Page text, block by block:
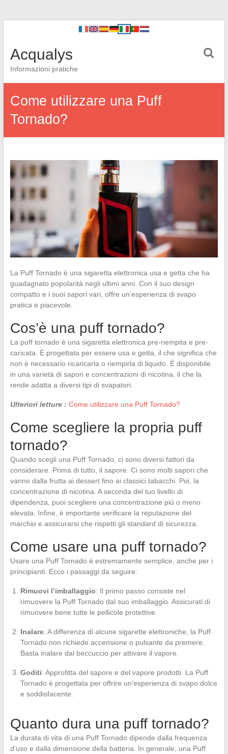
Acqualys
Informazioni pratiche
Come utilizzare una Puff
Tornado?
La Puff Tornado è una sigaretta elettronica usa e getta che ha
guadagnato popolarità negli ultimi anni. Con il suo design
compatto e i suoi sapori vari, offre un’esperienza di svapo
pratica e piacevole.
Cos’è una puff tornado?
La puff tornado è una sigaretta elettronica pre-riempita e pre-
caricata. È progettata per essere usa e getta, il che significa che
non è necessario ricaricarla o riempirla di liquido. È disponibile
in una varietà di sapori e concentrazioni di nicotina, il che la
rende adatta a diversi tipi di svapatori.
Ulteriori letture : Come utilizzare una Puff Tornado?
Come scegliere la propria puff
tornado?
Quando scegli una Puff Tornado, ci sono diversi fattori da
considerare. Prima di tutto, il sapore. Ci sono molti sapori che
vanno dalla frutta ai dessert fino ai classici tabacchi. Poi, la
concentrazione di nicotina. A seconda del tuo livello di
dipendenza, puoi scegliere una concentrazione più o meno
elevata. Infine, è importante verificare la reputazione del
marchio e assicurarsi che rispetti gli standard di sicurezza.
Come usare una puff tornado?
Usare una Puff Tornado è estremamente semplice, anche per i
principianti. Ecco i passaggi da seguire:
Rimuovi l’imballaggio: Il primo passo consiste nel
rimuovere la Puff Tornado dal suo imballaggio. Assicurati di
rimuovere bene tutte le pellicole protettive.
Inalare: A differenza di alcune sigarette elettroniche, la Puff
Tornado non richiede accensione o pulsante da premere.
Basta inalare dal beccuccio per attivare il vapore.
Goditi: Approfitta del sapore e del vapore prodotti. La Puff
Tornado è progettata per offrire un’esperienza di svapo dolce
e soddisfacente.
Quanto dura una puff tornado?
La durata di vita di una Puff Tornado dipende dalla frequenza
d’uso e dalla dimensione della batteria. In generale, una Puff